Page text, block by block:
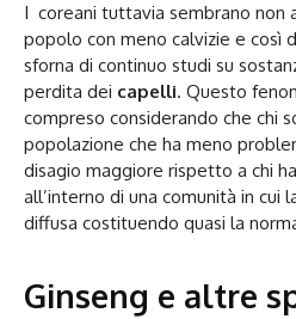
I coreani tuttavia sembrano non
popolo con meno calvizie e così
sforna di continuo studi su
perdita dei capelli. Questo
compreso considerando che chi
popolazione che ha meno
disagio maggiore rispetto a chi
all’interno di una comunità in cui
diffusa costituendo quasi la
Ginseng e altre